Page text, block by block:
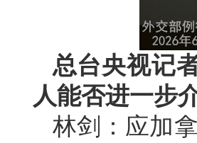
总台央视记
人能否进一步
林剑：应加